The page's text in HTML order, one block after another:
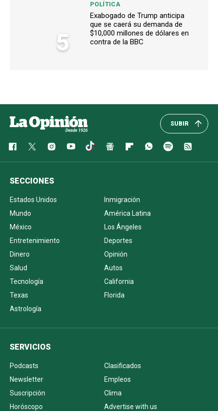
5
POLÍTICA
Exabogado de Trump anticipa
que se caerá su demanda de
$10,000 millones de dólares en
contra de la BBC
SUBIR
SECCIONES
Estados Unidos
Inmigración
Mundo
América Latina
México
Los Ángeles
Entretenimiento
Deportes
Dinero
Opinión
Salud
Autos
Tecnología
California
Texas
Florida
Astrología
SERVICIOS
Podcasts
Clasificados
Newsletter
Empleos
Suscripción
Clima
Horóscopo
Advertise with us